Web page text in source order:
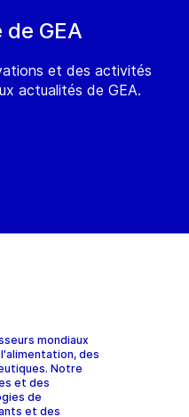
de GEA
et des activités
actualités de GEA.
mondiaux
des
Notre
et des
de
et des